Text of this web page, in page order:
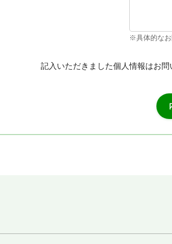
※具体的なお
記入いただきました個人情報はお